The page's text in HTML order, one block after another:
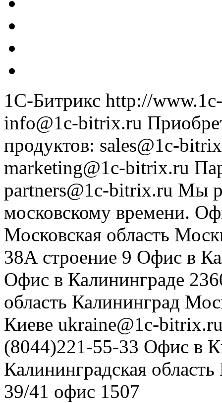
1С-Битрикс http://
info@1c-bitrix.ru
продуктов: sales@1c-
marketing@1c-bitrix.ru
partners@1c-bitrix.ru Мы
московскому времени.
Московская область
38А строение 9 Офис в
Офис в Калининграде
область Калининград
Киеве ukraine@1c-
(8044)221-55-33 Офис в
Калининградская область
39/41 офис 1507